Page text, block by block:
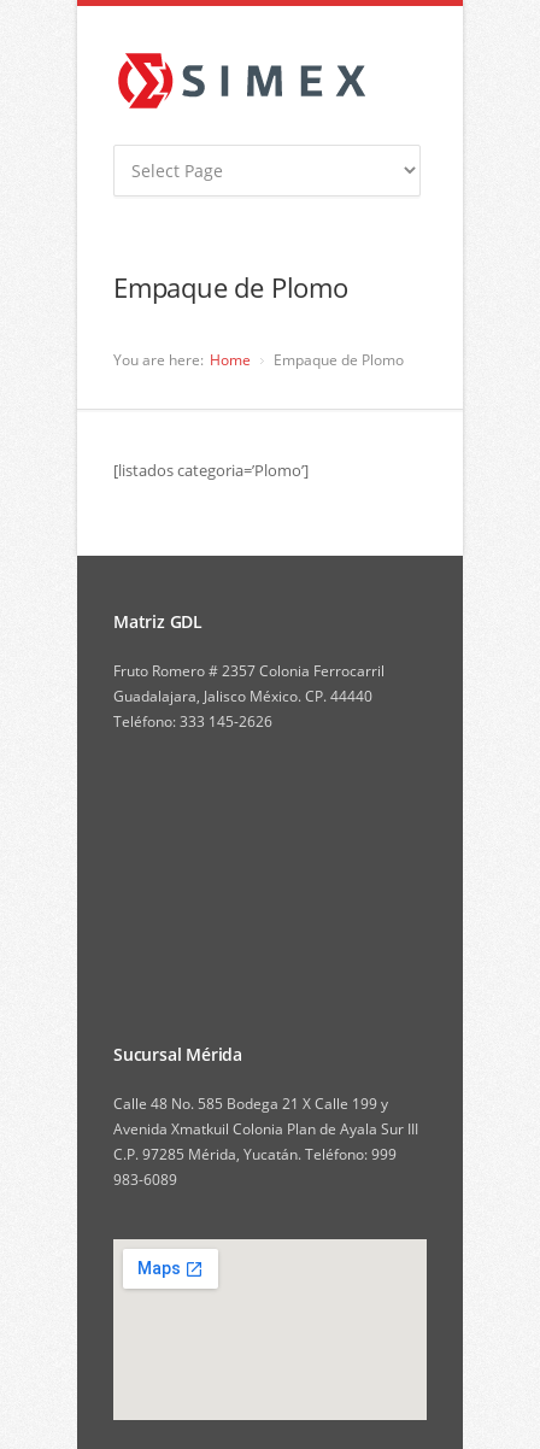
Empaque de Plomo
You are here: Home Empaque de Plomo
[listados categoria=’Plomo’]
Matriz GDL
Fruto Romero # 2357 Colonia Ferrocarril
Guadalajara, Jalisco México. CP. 44440
Teléfono: 333 145-2626
Sucursal Mérida
Calle 48 No. 585 Bodega 21 X Calle 199 y
Avenida Xmatkuil Colonia Plan de Ayala Sur III
C.P. 97285 Mérida, Yucatán. Teléfono: 999
983-6089